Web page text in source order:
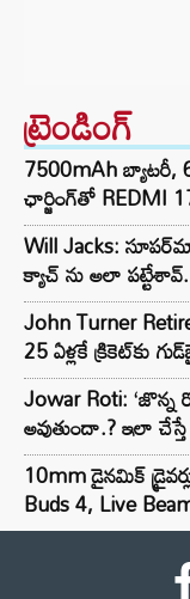
ట్రెండింగ్‌
7500mAh బ్యాటరీ,
ఛార్జింగ్‌తో REDMI
Will Jacks:
క్యాచ్ ను అలా
John Turner
25 ఏళ్లకే క్రికెట్‌కు
Jowar Roti: ‘జొన్న
అవుతుందా.? ఇలా
10mm డైనమిక్
Buds 4, Live